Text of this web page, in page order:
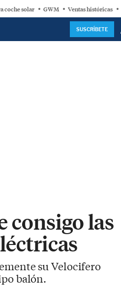
coche solar GWM Ventas históricas
SUSCRÍBETE
consigo las
su Velocifero
balón.